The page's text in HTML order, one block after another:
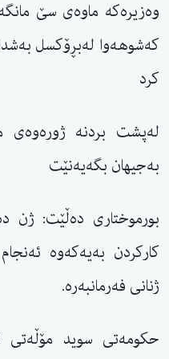
وەزیرەكە ماوەی سێ
كەشوهەوا لەبڕۆكسل
كرد
لەپشت بردنە ژورەوەی
بەجیهان بگەیەنێت
بورموختاری دەڵێت: ژن
كاركردن بەیەكەوە
ژنانی فەرمانبەرە.